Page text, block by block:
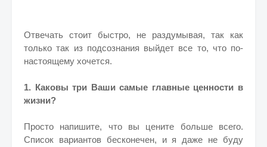
Отвечать стоит быстро, не раздумывая, так как
только так из подсознания выйдет все то, что по-
настоящему хочется.
1. Каковы три Ваши самые главные ценности в
жизни?
Просто напишите, что вы цените больше всего.
Список вариантов бесконечен, и я даже не буду